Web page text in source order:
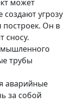
может
угрозу
Он в
сносу.
трубы
аварийные
за собой